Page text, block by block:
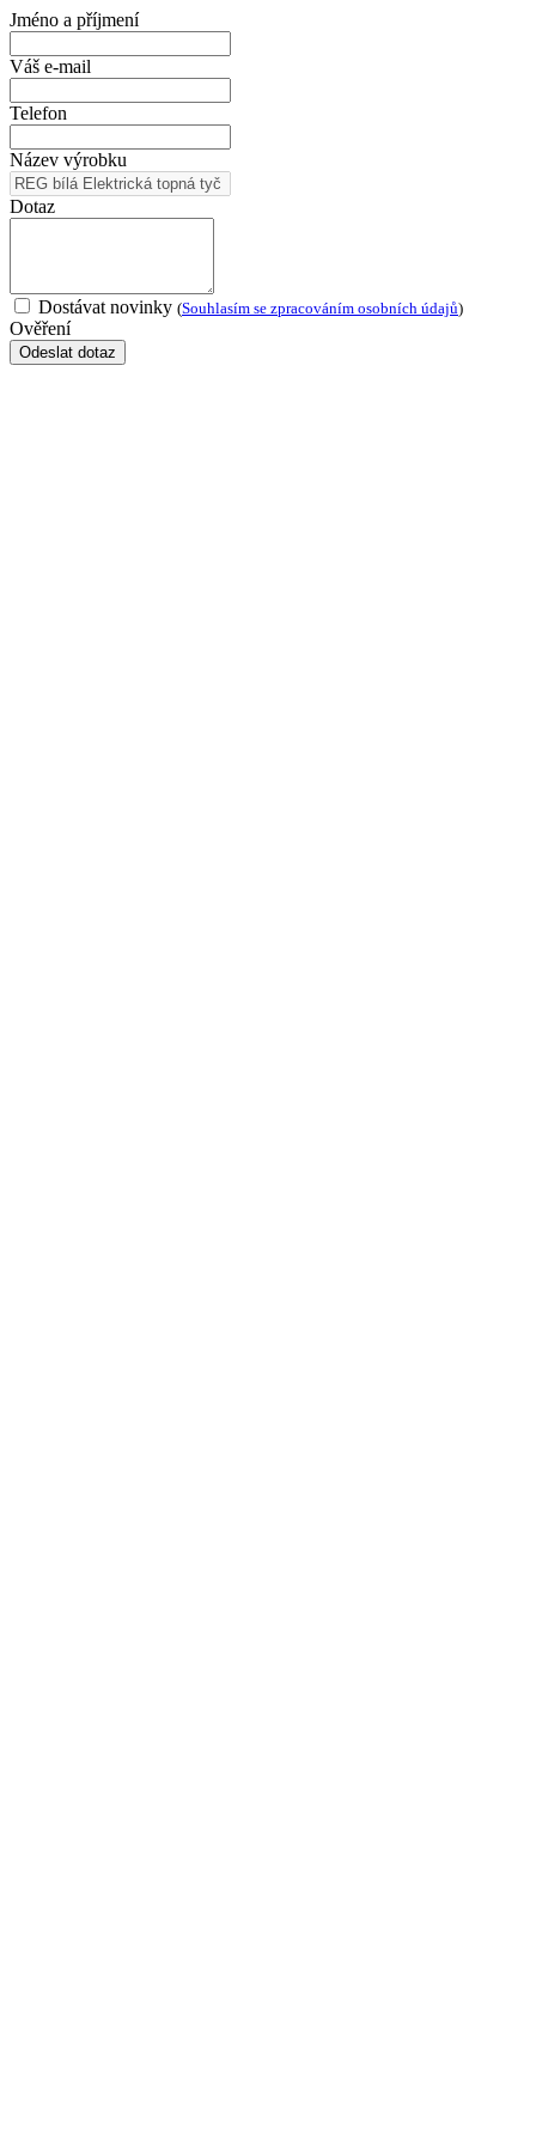
Jméno a příjmení
Váš e-mail
Telefon
Název výrobku
Dotaz
Dostávat novinky (Souhlasím se zpracováním osobních údajů)
Ověření